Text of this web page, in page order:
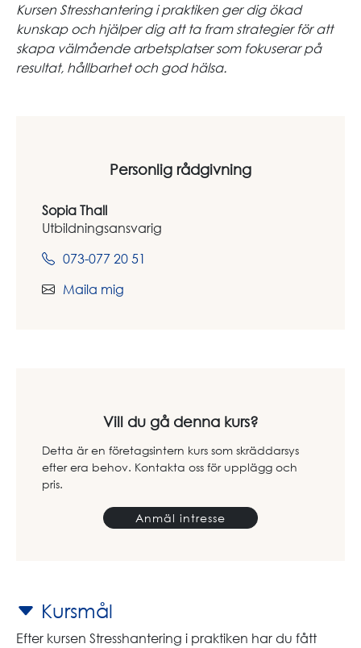
Kursen Stresshantering i praktiken ger dig ökad
kunskap och hjälper dig att ta fram strategier för att
skapa välmående arbetsplatser som fokuserar på
resultat, hållbarhet och god hälsa.
Personlig rådgivning
Sopia Thall
Utbildningsansvarig
073-077 20 51
Maila mig
Vill du gå denna kurs?
Detta är en företagsintern kurs som skräddarsys
efter era behov. Kontakta oss för upplägg och
pris.
Anmäl intresse
Kursmål
Efter kursen Stresshantering i praktiken har du fått